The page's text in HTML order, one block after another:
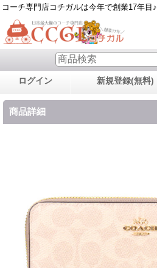
コーチ専門店コチガルは今年で創業17年目♪
ログイン 新規登録(無料)
商品詳細